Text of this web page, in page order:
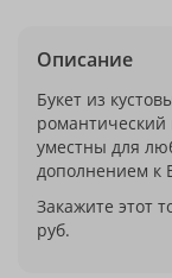
Описание
Букет из
уместны для
дополнением к
Закажите этот
руб.